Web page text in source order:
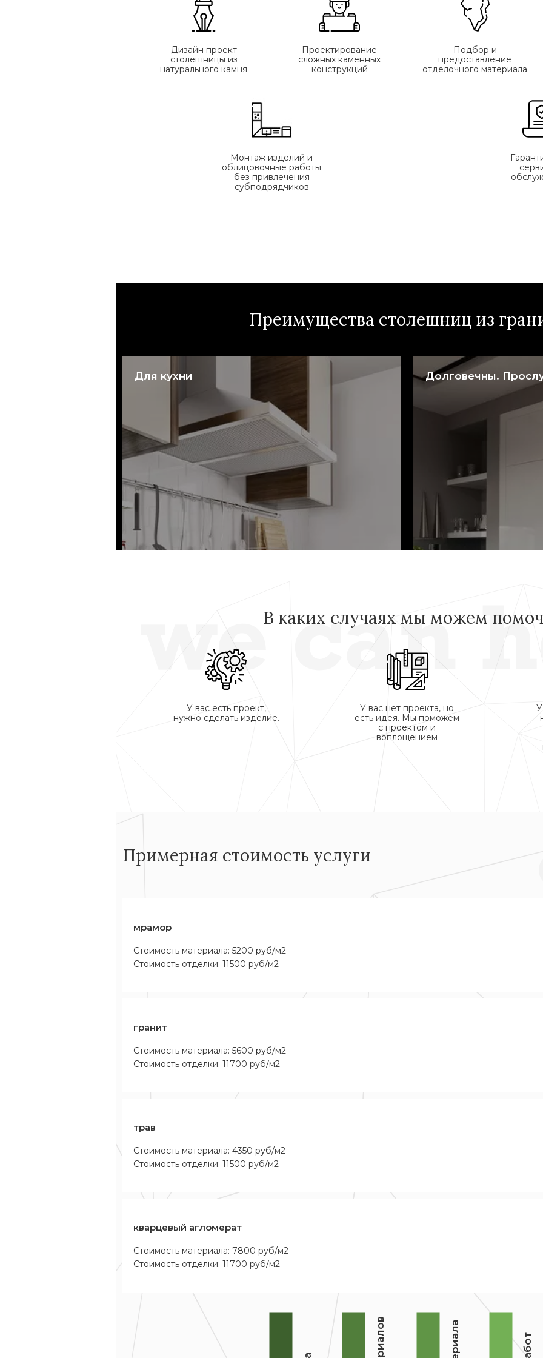
Дизайн проект
столешницы из
натурального камня
Проектирование
сложных каменных
конструкций
Подбор и
предоставление
отделочного материала
Монтаж изделий и
облицовочные работы
без привлечения
субподрядчиков
Преимущества столешниц из
Для кухни Долговечны.
В каких случаях мы можем
У вас есть проект,
нужно сделать изделие.
У вас нет проекта, но
есть идея. Мы поможем
с проектом и
воплощением
Примерная стоимость услуги
мрамор
Стоимость материала: 5200 руб/м2
Стоимость отделки: 11500 руб/м2
гранит
Стоимость материала: 5600 руб/м2
Стоимость отделки: 11700 руб/м2
трав
Стоимость материала: 4350 руб/м2
Стоимость отделки: 11500 руб/м2
кварцевый агломерат
Стоимость материала: 7800 руб/м2
Стоимость отделки: 11700 руб/м2